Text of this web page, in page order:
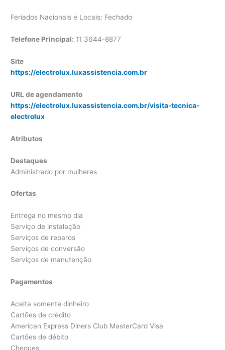
Feriados Nacionais e Locais: Fechado
Telefone Principal: 11 3644-8877
Site
https://electrolux.luxassistencia.com.br
URL de agendamento
https://electrolux.luxassistencia.com.br/visita-tecnica-
electrolux
Atributos
Destaques
Administrado por mulheres
Ofertas
Entrega no mesmo dia
Serviço de instalação
Serviços de reparos
Serviços de conversão
Serviços de manutenção
Pagamentos
Aceita somente dinheiro
Cartões de crédito
American Express Diners Club MasterCard Visa
Cartões de débito
Cheques